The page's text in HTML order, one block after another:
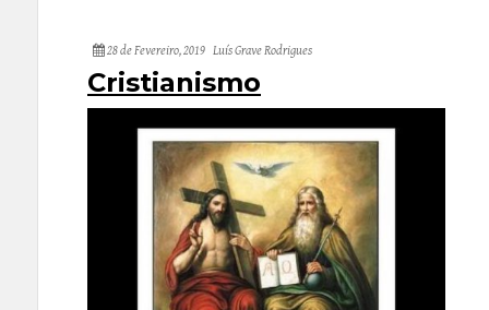
28 de Fevereiro, 2019 Luís Grave Rodrigues
Cristianismo